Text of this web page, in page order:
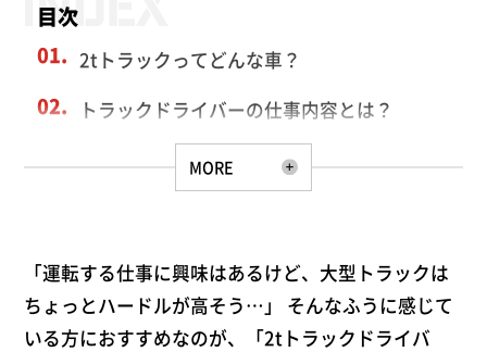
目次
2tトラックってどんな車？
トラックドライバーの仕事内容とは？
トラックドライバーに向いてる人ってどんな
2tトラックドライバーは本当に稼げる？給料
の実態と収入アップの秘訣
MORE
「運転する仕事に興味はあるけど、大型トラックは
ちょっとハードルが高そう…」 そんなふうに感じて
いる方におすすめなのが、「2tトラックドライバ